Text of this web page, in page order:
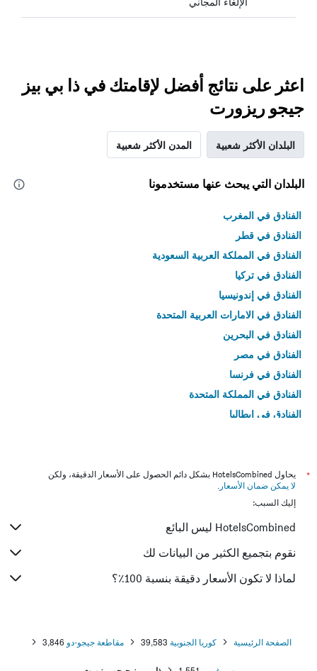
اعثر على نتائج أفضل لإقامتك في ذا بي بيز
جيجو ريزورت
البلدان الأكثر شعبية المدن الأكثر شعبية
البلدان التي يبحث عنها مستخدمونا
الفنادق في المغرب
الفنادق في قطر
الفنادق في المملكة العربية السعودية
الفنادق في تركيا
الفنادق في إندونيسيا
الفنادق في الامارات العربية المتحدة
الفنادق في البحرين
الفنادق في مصر
الفنادق في فرنسا
الفنادق في المملكة المتحدة
الفنادق في إيطاليا
*
يحاول HotelsCombined بشكل دائم الحصول على الأسعار الدقيقة، ولكن
لا يمكن ضمان الأسعار .
إليك السبب:
HotelsCombined ليس البائع
نقوم بتجميع الكثير من البيانات لك
لماذا لا تكون الأسعار دقيقة بنسبة 100٪؟
الصفحة الرئيسية كوريا الجنوبية 39,583 مقاطعة جيجو-دو 3,846